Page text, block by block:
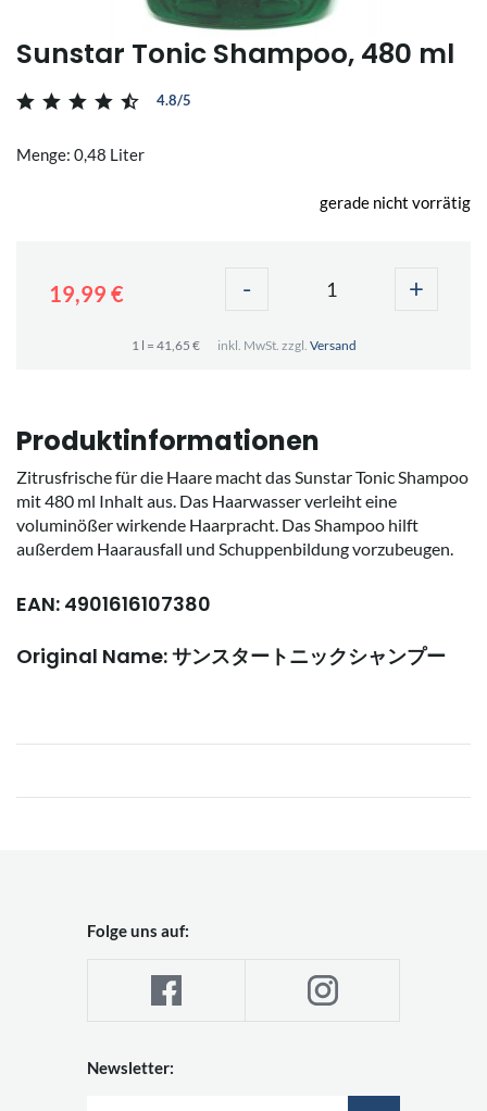
Sunstar Tonic Shampoo, 480 ml
4.8/5
Menge: 0,48 Liter
gerade nicht vorrätig
19,99 € - +
1 l = 41,65 € inkl. MwSt. zzgl. Versand
Produktinformationen
Zitrusfrische für die Haare macht das Sunstar Tonic Shampoo
mit 480 ml Inhalt aus. Das Haarwasser verleiht eine
voluminößer wirkende Haarpracht. Das Shampoo hilft
außerdem Haarausfall und Schuppenbildung vorzubeugen.
EAN: 4901616107380
Original Name: サンスタートニックシャンプー
Folge uns auf:
Newsletter: